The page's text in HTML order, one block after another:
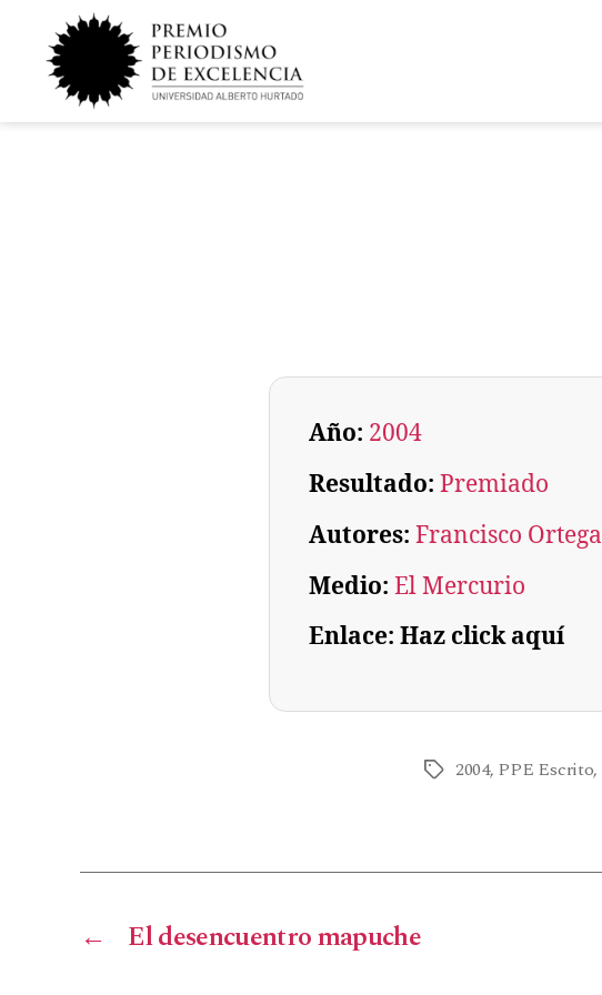
Año: 2004
Resultado: Premiado
Autores: Francisco Ortega
Medio: El Mercurio
Enlace: Haz click aquí
2004, PPE Escrito,
← El desencuentro mapuche